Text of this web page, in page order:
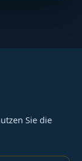
Sie die